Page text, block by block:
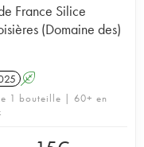
France Silice
(Domaine des)
A
1 bouteille | 60+ en